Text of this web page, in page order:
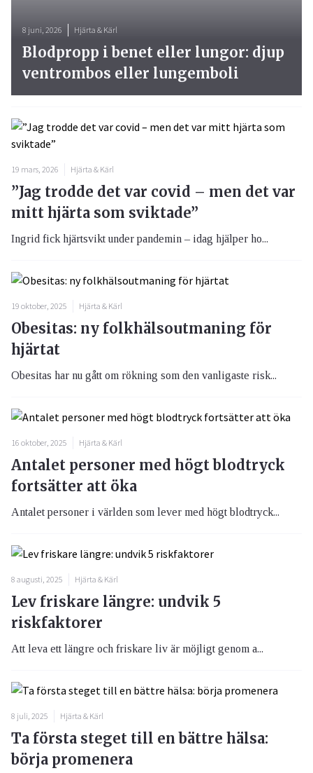
8 juni, 2026 Hjärta & Kärl
Blodpropp i benet eller lungor: djup
ventrombos eller lungemboli
19 mars, 2026 Hjärta & Kärl
”Jag trodde det var covid – men det var
mitt hjärta som sviktade”
Ingrid fick hjärtsvikt under pandemin – idag hjälper ho...
19 oktober, 2025 Hjärta & Kärl
Obesitas: ny folkhälsoutmaning för
hjärtat
Obesitas har nu gått om rökning som den vanligaste risk...
16 oktober, 2025 Hjärta & Kärl
Antalet personer med högt blodtryck
fortsätter att öka
Antalet personer i världen som lever med högt blodtryck...
8 augusti, 2025 Hjärta & Kärl
Lev friskare längre: undvik 5
riskfaktorer
Att leva ett längre och friskare liv är möjligt genom a...
8 juli, 2025 Hjärta & Kärl
Ta första steget till en bättre hälsa:
börja promenera